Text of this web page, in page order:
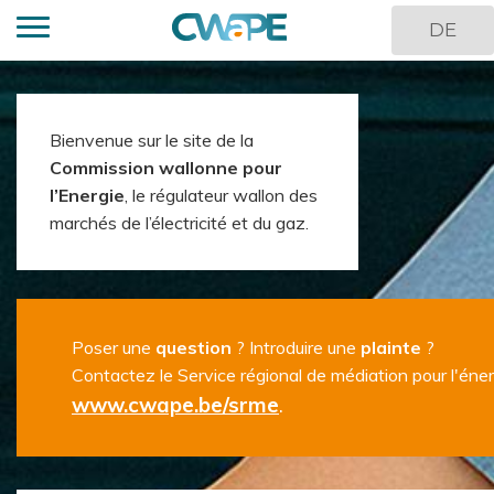
Aller
au
contenu
principal
DE
Body
Bienvenue sur le site de la
Commission wallonne pour
l’Energie, le régulateur wallon des
marchés de l’électricité et du gaz.
Poser une question ? Introduire une plainte ?
Contactez le Service régional de médiation pour
www.cwape.be/srme.